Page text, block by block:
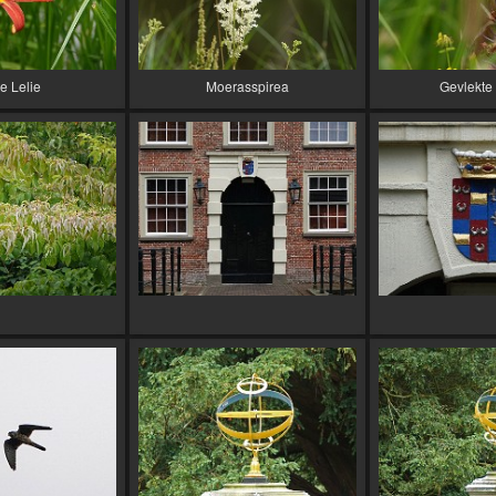
Lelie Moerasspirea